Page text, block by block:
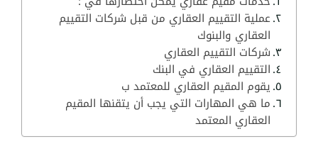
عملية التقييم العقاري من قبل شركات التقييم
العقاري والبنوك
شركات التقييم العقاري
التقييم العقاري في البنك
يقوم المقيم العقاري للمعتمد ب
ما هي المهارات التي يجب أن يتقنها المقيم
العقاري المعتمد